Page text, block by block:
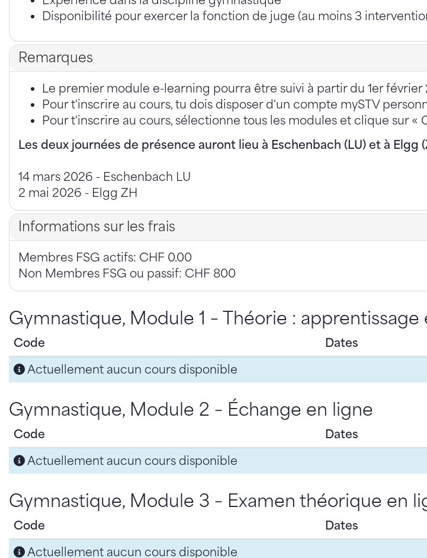
Disponibilité pour exercer la fonction de juge (au moins 3
Remarques
Le premier module e-learning pourra être suivi à partir du 1er février
Pour t'inscrire au cours, tu dois disposer d'un compte mySTV
Pour t'inscrire au cours, sélectionne tous les modules et clique sur «
Les deux journées de présence auront lieu à Eschenbach (LU) et à Elgg
14 mars 2026 - Eschenbach LU
2 mai 2026 - Elgg ZH
Informations sur les frais
Membres FSG actifs: CHF 0.00
Non Membres FSG ou passif: CHF 800
Gymnastique, Module 1 – Théorie :
Code Dates
Actuellement aucun cours disponible
Gymnastique, Module 2 – Échange en ligne
Code Dates
Actuellement aucun cours disponible
Gymnastique, Module 3 – Examen théorique en
Code Dates
Actuellement aucun cours disponible